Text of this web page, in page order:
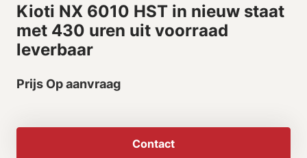
Kioti NX 6010 HST in nieuw staat
met 430 uren uit voorraad
leverbaar
Prijs Op aanvraag
Contact